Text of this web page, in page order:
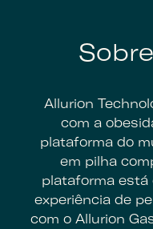
Allurion
com a
plataforma do
em pilha
plataforma está
experiência de
com o Allurion